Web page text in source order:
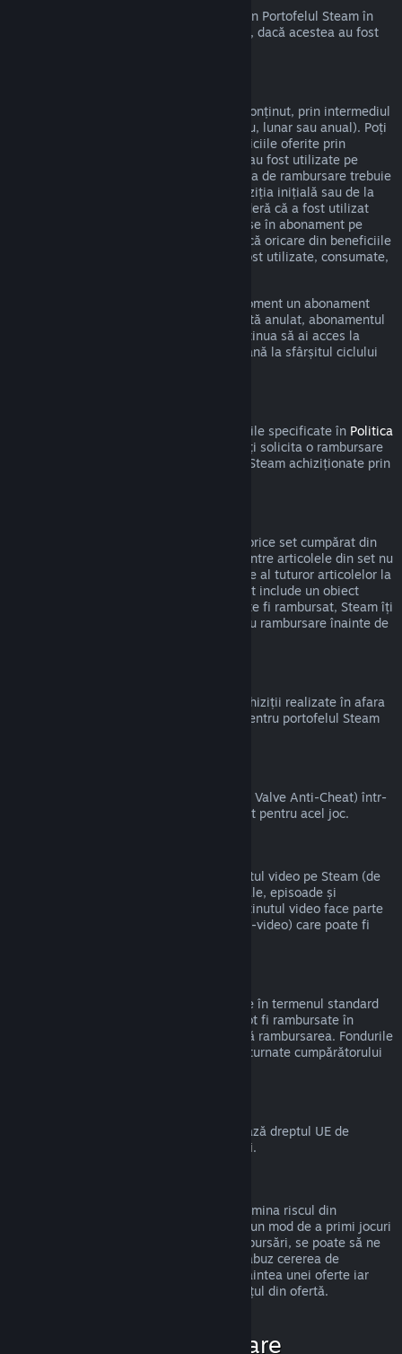
Poți cere o rambursare pentru fondurile din Portofelul Steam în
termen de paisprezece zile de la achiziție, dacă acestea au fost
Steam oferă acces la anumite servicii și conținut, prin intermediul
unor plăți periodice automate (de exemplu, lunar sau anual). Poți
cere rambursarea sumei plătite dacă serviciile oferite prin
intermediul unui astfel de abonament nu au fost utilizate pe
durata ciclului curent de facturare. Cererea de rambursare trebuie
efectuată în cel mult 48 de ore de la achiziția inițială sau de la
reînnoirea automată. Conținutul se consideră că a fost utilizat
dacă a fost jucat oricare din titlurile incluse în abonament pe
durata ciclului de facturare curent sau dacă oricare din beneficiile
sau reducerile incluse în abonament au fost utilizate, consumate,
Te rugăm să reții că poți anula în orice moment un abonament
. Odată anulat, abonamentul
nu va mai fi reînnoit automat, dar vei continua să ai acces la
conținutul și beneficiile abonamentului până la sfârșitul ciclului
În cadrul procesului și a perioadei aplicabile specificate în Politica
, poți solicita o rambursare
pentru produsele hardware și accesoriile Steam achiziționate prin
Poți primi o rambursare completă pentru orice set cumpărat din
magazinul Steam atât timp cât niciunul dintre articolele din set nu
a fost transferat și dacă timpul de utilizare al tuturor articolelor la
un loc nu depășește două ore. Dacă un set include un obiect
virtual pentru joc sau un DLC care nu poate fi rambursat, Steam îți
va indica dacă tot setul este eligibil pentru rambursare înainte de
Valve nu poate oferi rambursări pentru achiziții realizate în afara
Steam (de exemplu, CD key sau carduri pentru portofelul Steam
Dacă ai primit banare de la VAC (sistemul Valve Anti-Cheat) într-
un joc, pierzi dreptul de a mai fi rambursat pentru acel joc.
Nu putem oferi rambursări pentru conținutul video pe Steam (de
exemplu, pentru filme, scurtmetraje, seriale, episoade și
tutoriale), cu excepția cazului în care conținutul video face parte
dintr-un set care conține alt conținut (non-video) care poate fi
Cadourile nerevendicate pot fi rambursate în termenul standard
de 14 zile/2 ore. Cadourile revendicate pot fi rambursate în
aceleași condiții dacă destinatarul inițiază rambursarea. Fondurile
folosite pentru a cumpăra cadoul vor fi returnate cumpărătorului
Pentru o explicație despre cum funcționează dreptul UE de
apasă aici.
Rambursările sunt disponibile pentru a elimina riscul din
cumpărarea titlurilor de pe Steam—nu ca un mod de a primi jocuri
gratis. Dacă observăm că abuzezi de rambursări, se poate să ne
oprim din a ți le oferi. Nu considerăm un abuz cererea de
rambursare a unui titlu cumpărat chiar înaintea unei oferte iar
apoi cumpărarea imediată a titlului la prețul din ofertă.
Cum solicit o rambursare